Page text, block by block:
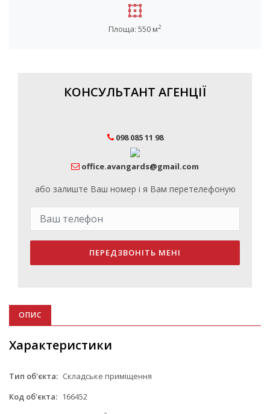
Площа: 550 м2
КОНСУЛЬТАНТ АГЕНЦІЇ
098 085 11 98
office.avangards@gmail.com
або залиште Ваш номер і я Вам перетелефоную
ПЕРЕДЗВОНІТЬ МЕНІ
ОПИС
Характеристики
Тип об'єкта: Складське приміщення
Код об'єкта: 166452